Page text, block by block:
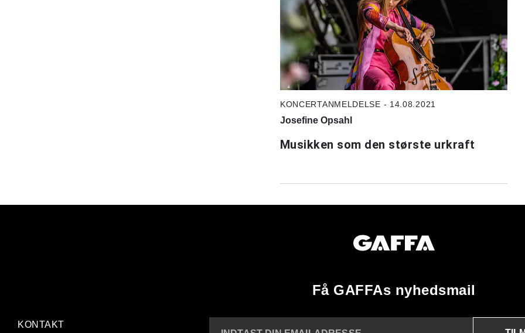
KONCERTANMELDELSE - 14.08.2021
Josefine Opsahl
Musikken som den største urkraft
Få GAFFAs nyhedsmail
KONTAKT